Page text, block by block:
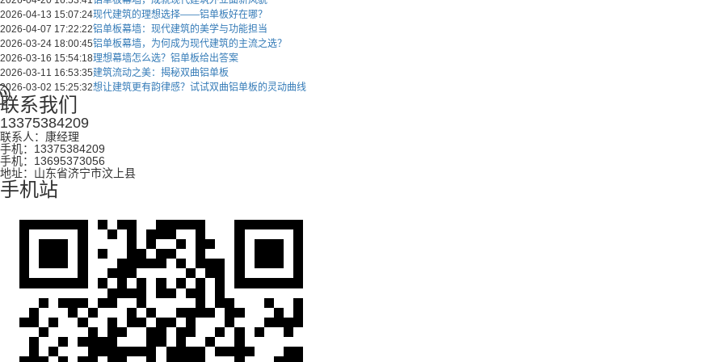
2026-04-13 15:07:24现代建筑的理想选择——铝单板好在哪？
2026-04-07 17:22:22铝单板幕墙：现代建筑的美学与功能担当
2026-03-24 18:00:45铝单板幕墙，为何成为现代建筑的主流之选？
2026-03-16 15:54:18理想幕墙怎么选？铝单板给出答案
2026-03-11 16:53:35建筑流动之美：揭秘双曲铝单板
2026-03-02 15:25:32想让建筑更有韵律感？试试双曲铝单板的灵动曲线
联系我们
13375384209
联系人：康经理
手机：13375384209
手机：13695373056
地址：山东省济宁市汶上县
手机站